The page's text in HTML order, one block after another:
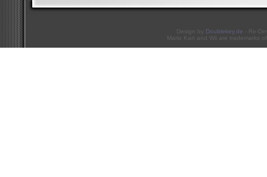
Design by Doublekey.de - Re-
Mario Kart and Wii are trademarks